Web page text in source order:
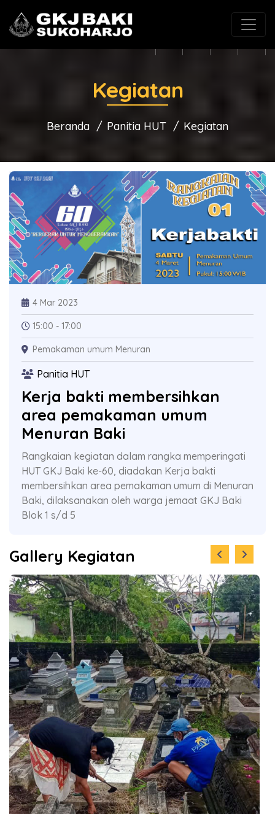
(0271) 625546 gkjbaki@gmail.com
Kegiatan
Beranda Panitia HUT Kegiatan
4 Mar 2023
15:00 - 17:00
Pemakaman umum Menuran
Panitia HUT
Kerja bakti membersihkan
area pemakaman umum
Menuran Baki
Rangkaian kegiatan dalam rangka memperingati
HUT GKJ Baki ke-60, diadakan Kerja bakti
membersihkan area pemakaman umum di Menuran
Baki, dilaksanakan oleh warga jemaat GKJ Baki
Blok 1 s/d 5
Gallery Kegiatan